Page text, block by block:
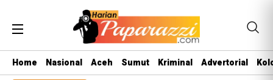
Home Nasional Aceh Sumut Kriminal Advertorial